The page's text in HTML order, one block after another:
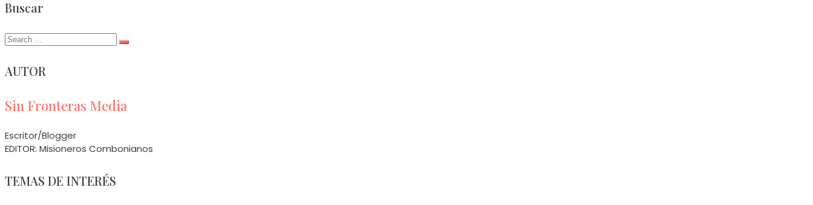
Buscar
Search
AUTOR
Sin Fronteras Media
Escritor/Blogger
EDITOR: Misioneros Combonianos
TEMAS DE INTERÉS